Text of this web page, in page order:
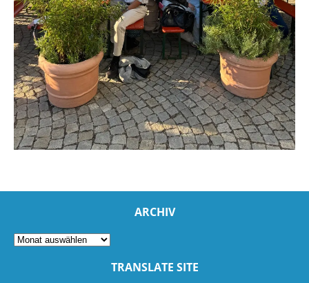
ARCHIV
TRANSLATE SITE